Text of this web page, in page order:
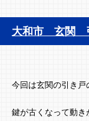
大和市 玄関
今回は玄関の引き戸
鍵が古くなって動き